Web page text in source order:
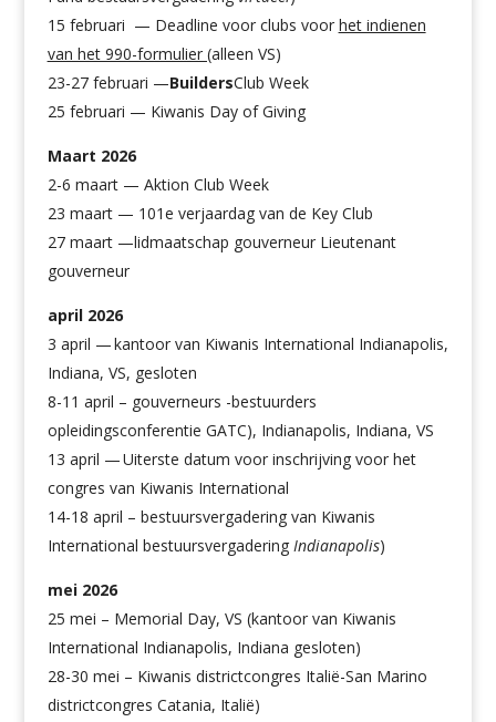
15 februari — Deadline voor clubs voor het indienen
van het 990-formulier (alleen VS)
23-27 februari —BuildersClub Week
25 februari — Kiwanis Day of Giving
Maart 2026
2-6 maart — Aktion Club Week
23 maart — 101e verjaardag van de Key Club
27 maart —lidmaatschap gouverneur Lieutenant
gouverneur
april 2026
3 april —kantoor van Kiwanis International Indianapolis,
Indiana, VS, gesloten
8-11 april – gouverneurs -bestuurders
opleidingsconferentie GATC), Indianapolis, Indiana, VS
13 april —Uiterste datum voor inschrijving voor het
congres van Kiwanis International
14-18 april – bestuursvergadering van Kiwanis
International bestuursvergadering Indianapolis)
mei 2026
25 mei – Memorial Day, VS (kantoor van Kiwanis
International Indianapolis, Indiana gesloten)
28-30 mei – Kiwanis districtcongres Italië-San Marino
districtcongres Catania, Italië)